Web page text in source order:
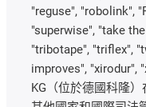
"reguse", "robolink",
"superwise", "take
"tribotape", "triflex",
improves", "xirodur",
KG（位於德國科隆